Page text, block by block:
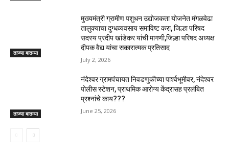
ताज्या बातम्या
मुख्यमंत्री ग्रामीण पशुधन उद्योजकता योजनेत मंगळवेढा
तालुक्याचा दुग्धव्यवसाय समाविष्ट करा, जिल्हा परिषद
सदस्य प्रदीप खांडेकर यांची मागणी,जिल्हा परिषद अध्यक्ष
दीपक वैद्य यांचा सकारात्मक प्रतिसाद
July 2, 2026
ताज्या बातम्या
नंदेश्वर ग्रामपंचायत निवडणुकीच्या पार्श्वभूमीवर, नंदेश्वर
पोलीस स्टेशन, प्राथमिक आरोग्य केंद्रासह प्रलंबित
प्रश्नांचे काय???
June 25, 2026